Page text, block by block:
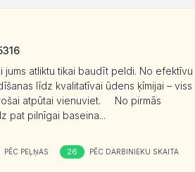
atliktu tikai baudīt peldi. No efektīvu
līdz kvalitatīvai ūdens ķīmijai – viss
atpūtai vienuviet. No pirmās
pat pilnīgai baseina...
PĒC PEĻŅAS 26 PĒC DARBINIEKU SKAITA